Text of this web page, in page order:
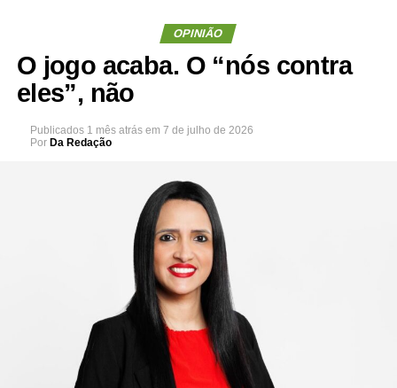
OPINIÃO
O jogo acaba. O “nós contra
eles”, não
Publicados 1 mês atrás em 7 de julho de 2026
Por Da Redação